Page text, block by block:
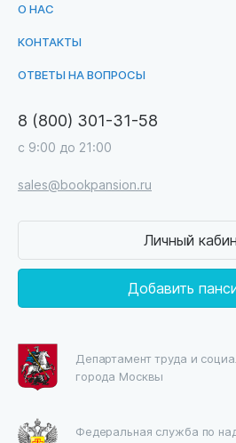
О НАС
КОНТАКТЫ
ОТВЕТЫ НА ВОПРОСЫ
8 (800) 301-31-58
с 9:00 до 21:00
sales@bookpansion.ru
Личный
Добавить
Департамент труда и
города Москвы
Федеральная служба по